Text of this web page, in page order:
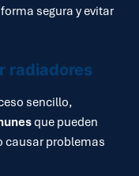
segura y evitar
radiadores
sencillo,
que pueden
causar problemas